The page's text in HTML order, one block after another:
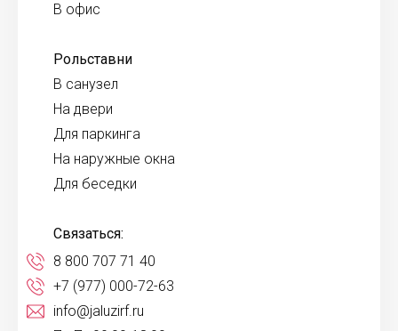
В офис
Рольставни
В санузел
На двери
Для паркинга
На наружные окна
Для беседки
Связаться:
8 800 707 71 40
+7 (977) 000-72-63
info@jaluzirf.ru